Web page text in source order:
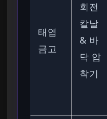
태엽
금고
회전
칼날
& 바
닥 압
착기